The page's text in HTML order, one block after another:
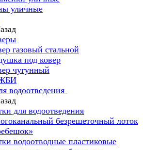
уличные
газовый стальной
под ковер
чугунный
водоотведения
для водоотведения
безрешеточный лоток
водоотводные пластиковые